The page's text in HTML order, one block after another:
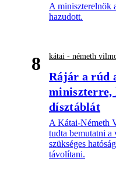
A miniszterelnök
hazudott.
8 kátai - németh
Rájár a rúd
miniszterre,
dísztáblát
A Kátai-Németh
tudta bemutatni a
szükséges
távolítani.